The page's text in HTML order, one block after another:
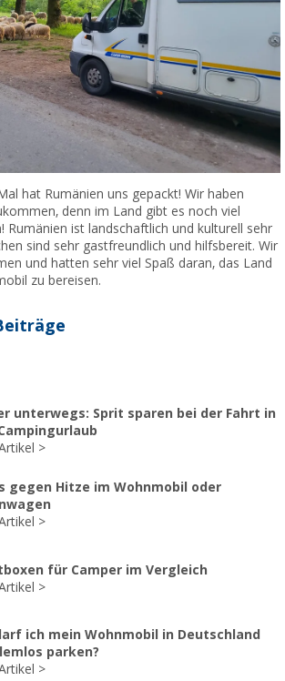
hat Rumänien uns gepackt! Wir haben
denn im Land gibt es noch viel
Rumänien ist landschaftlich und kulturell sehr
sind sehr gastfreundlich und hilfsbereit. Wir
und hatten sehr viel Spaß daran, das Land
zu bereisen.
unterwegs: Sprit sparen bei der Fahrt in
gegen Hitze im Wohnmobil oder
für Camper im Vergleich
ich mein Wohnmobil in Deutschland
parken?